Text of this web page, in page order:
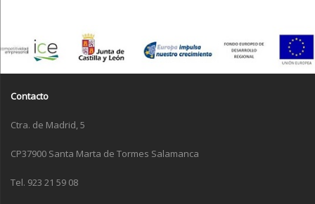
Contacto
Ctra. de Madrid, 5
CP37900 Santa Marta de Tormes Salamanca
Tel. 923 21 59 08